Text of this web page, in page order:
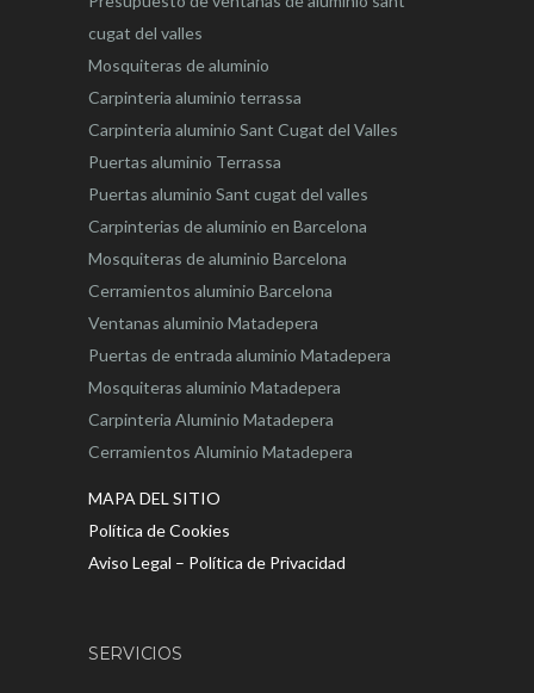
cugat del valles
Mosquiteras de aluminio
Carpinteria aluminio terrassa
Carpinteria aluminio Sant Cugat del Valles
Puertas aluminio Terrassa
Puertas aluminio Sant cugat del valles
Carpinterias de aluminio en Barcelona
Mosquiteras de aluminio Barcelona
Cerramientos aluminio Barcelona
Ventanas aluminio Matadepera
Puertas de entrada aluminio Matadepera
Mosquiteras aluminio Matadepera
Carpinteria Aluminio Matadepera
Cerramientos Aluminio Matadepera
MAPA DEL SITIO
Política de Cookies
Aviso Legal – Política de Privacidad
SERVICIOS